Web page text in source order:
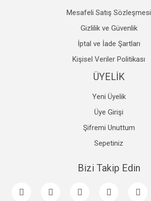
Mesafeli Satış Sözleşmesi
Gizlilik ve Güvenlik
İptal ve İade Şartları
Kişisel Veriler Politikası
ÜYELİK
Yeni Üyelik
Üye Girişi
Şifremi Unuttum
Sepetiniz
Bizi Takip Edin